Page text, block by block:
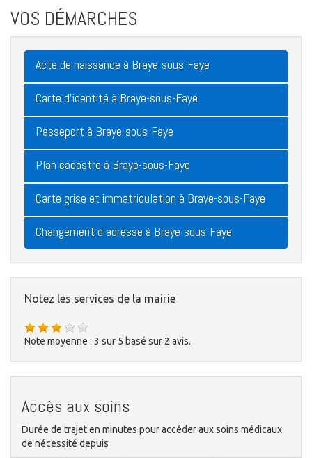
VOS DÉMARCHES
Acte de naissance à Braye-sous-Faye
Carte d'identité à Braye-sous-Faye
Passeport à Braye-sous-Faye
Plan cadastre à Braye-sous-Faye
Carte grise et immatriculation à Braye-sous-Faye
Changement d'adresse à Braye-sous-Faye
Notez les services de la mairie
Note moyenne : 3 sur 5 basé sur 2 avis.
Accès aux soins
Durée de trajet en minutes pour accéder aux soins médicaux
de nécessité depuis